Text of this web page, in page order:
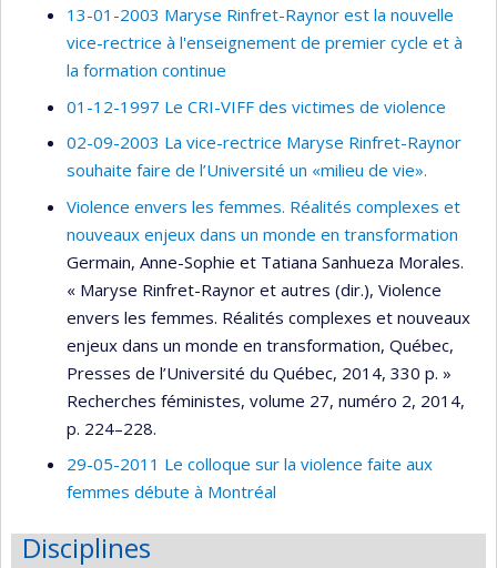
13-01-2003 Maryse Rinfret-Raynor est la nouvelle
vice-rectrice à l'enseignement de premier cycle et à
la formation continue
01-12-1997 Le CRI-VIFF des victimes de violence
02-09-2003 La vice-rectrice Maryse Rinfret-Raynor
souhaite faire de l’Université un «milieu de vie».
Violence envers les femmes. Réalités complexes et
nouveaux enjeux dans un monde en transformation
Germain, Anne-Sophie et Tatiana Sanhueza Morales.
« Maryse Rinfret-Raynor et autres (dir.), Violence
envers les femmes. Réalités complexes et nouveaux
enjeux dans un monde en transformation, Québec,
Presses de l’Université du Québec, 2014, 330 p. »
Recherches féministes, volume 27, numéro 2, 2014,
p. 224–228.
29-05-2011 Le colloque sur la violence faite aux
femmes débute à Montréal
Disciplines